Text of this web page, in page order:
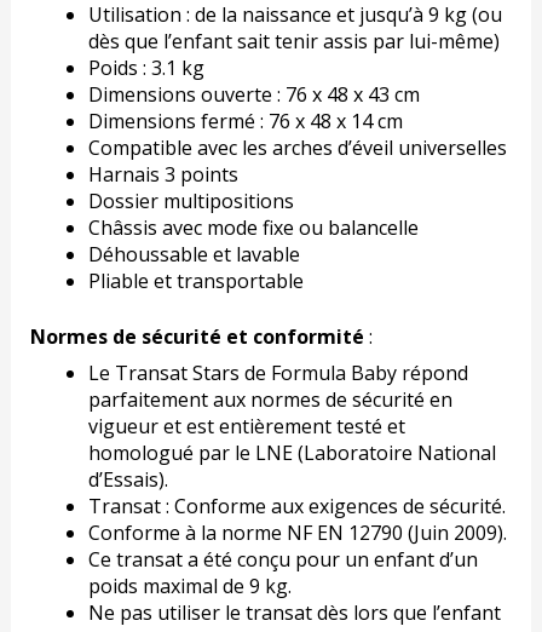
Utilisation : de la naissance et jusqu’à 9 kg (ou
dès que l’enfant sait tenir assis par lui-même)
Poids : 3.1 kg
Dimensions ouverte : 76 x 48 x 43 cm
Dimensions fermé : 76 x 48 x 14 cm
Compatible avec les arches d’éveil universelles
Harnais 3 points
Dossier multipositions
Châssis avec mode fixe ou balancelle
Déhoussable et lavable
Pliable et transportable
Normes de sécurité et conformité :
Le Transat Stars de Formula Baby répond
parfaitement aux normes de sécurité en
vigueur et est entièrement testé et
homologué par le LNE (Laboratoire National
d’Essais).
Transat : Conforme aux exigences de sécurité.
Conforme à la norme NF EN 12790 (Juin 2009).
Ce transat a été conçu pour un enfant d’un
poids maximal de 9 kg.
Ne pas utiliser le transat dès lors que l’enfant